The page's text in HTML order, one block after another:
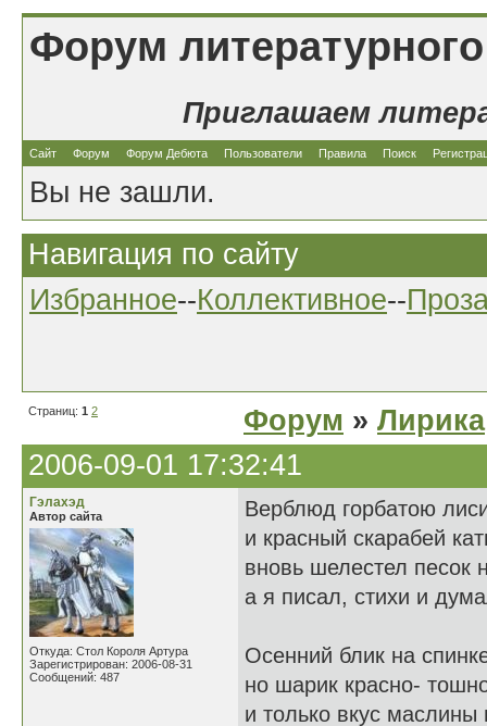
Форум
Приглашаем
Сайт Форум Форум Дебюта Пользователи Правила Поиск
Вы не зашли.
Навигация по сайту
Избранное--Коллективное--
Страниц: 1 2 Форум » Лирика
2006-09-01 17:32:41
Гэлахэд
Автор сайта
Откуда: Стол Короля Артура
Зарегистрирован: 2006-08-31
Сообщений: 487
Верблюд горбатою
и красный скарабей
вновь шелестел песок
а я писал, стихи и
Осенний блик на
но шарик красно-
и только вкус